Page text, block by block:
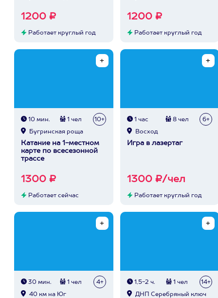
1200 ₽
Работает круглый год
1200 ₽
Работает круглый год
10 мин. 1 чел 10+
Бугринская роща
Катание на 1-местном
карте по всесезонной
трассе
1300 ₽
Работает сейчас
1 час 8 чел 6+
Восход
Игра в лазертаг
1300 ₽/чел
Работает круглый год
30 мин. 1 чел 4+
40 км на Юг
1,5-2 ч. 1 чел 14+
ДНП Серебряный ключ